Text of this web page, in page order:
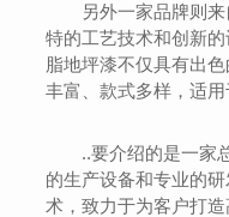
另外一家品牌则
特的工艺技术和创新
脂地坪漆不仅具有出
丰富、款式多样，适用
..要介绍的是一家
的生产设备和专业的
术，致力于为客户打